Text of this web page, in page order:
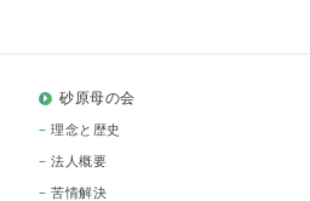
砂原母の会
理念と歴史
法人概要
苦情解決